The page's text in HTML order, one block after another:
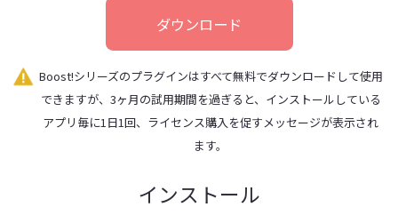
ダウンロード
Boost!シリーズのプラグインはすべて無料でダウンロードして使用
できますが、3ヶ月の試用期間を過ぎると、インストールしている
アプリ毎に1日1回、ライセンス購入を促すメッセージが表示され
ます。
インストール